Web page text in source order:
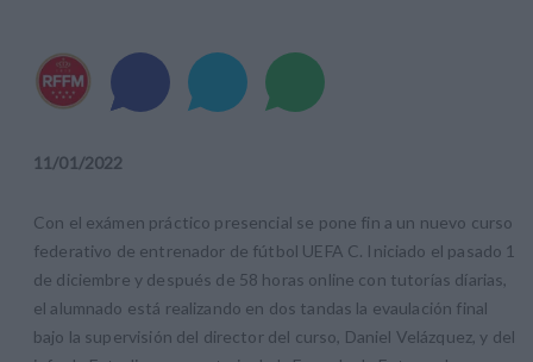
11/01/2022
Con el exámen práctico presencial se pone fin a un nuevo curso
federativo de entrenador de fútbol UEFA C. Iniciado el pasado 1
de diciembre y después de 58 horas online con tutorías díarias,
el alumnado está realizando en dos tandas la evaulación final
bajo la supervisión del director del curso, Daniel Velázquez, y del